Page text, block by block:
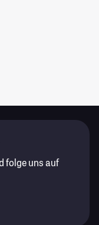
folge uns auf